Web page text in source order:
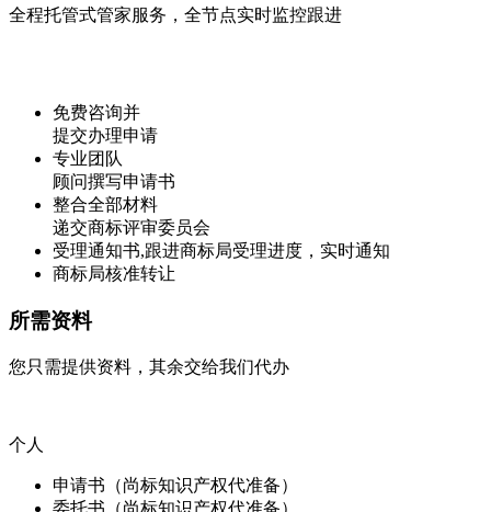
全程托管式管家服务，全节点实时监控跟进
免费咨询并
提交办理申请
专业团队
顾问撰写申请书
整合全部材料
递交商标评审委员会
受理通知书,跟进商标局受理进度，实时通知
商标局核准转让
所需资料
您只需提供资料，其余交给我们代办
个人
申请书（尚标知识产权代准备）
委托书（尚标知识产权代准备）